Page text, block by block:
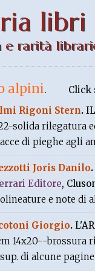
libri
e rarità
alpini.
Click
Rigoni Stern.
solida rilegatura
di pieghe agli
Joris Danilo.
Editore,
e note di
Giorgio.
14x20--brossura
di alcune pagine